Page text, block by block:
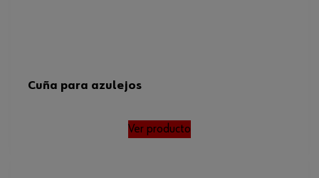
Cuña para azulejos
Ver producto